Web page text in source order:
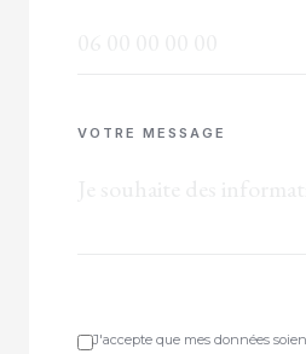
VOTRE MESSAGE
J'accepte que mes données